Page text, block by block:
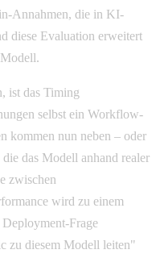
Annahmen, die in KI-
diese Evaluation erweitert
ist das Timing
selbst ein Workflow-
kommen nun neben – oder
das Modell anhand realer
zwischen
wird zu einem
Frage
zu diesem Modell leiten"